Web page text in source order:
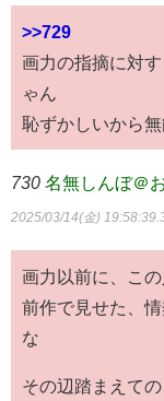
>>729
画力の指摘に対
ゃん
恥ずかしいから
730 名無しんぼ＠
2025/03/14(金)
画力以前に、こ
前作で見せた、
な
その辺踏まえて